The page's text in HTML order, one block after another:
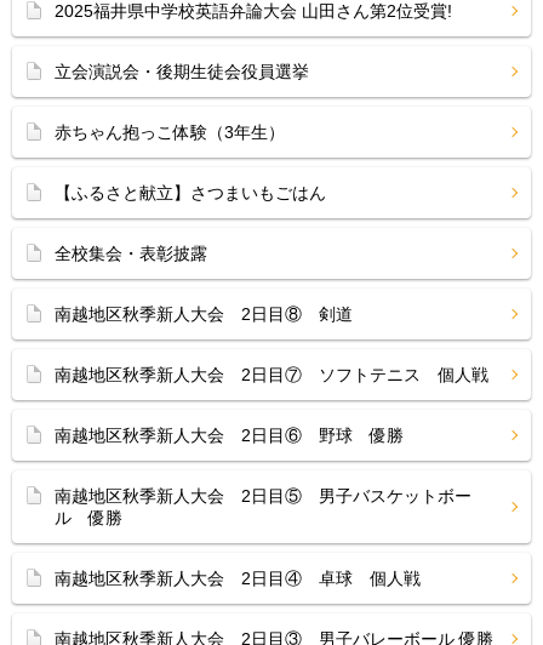
2025福井県中学校英語弁論大会 山田さん第2位受賞!
立会演説会・後期生徒会役員選挙
赤ちゃん抱っこ体験（3年生）
【ふるさと献立】さつまいもごはん
全校集会・表彰披露
南越地区秋季新人大会 2日目⑧ 剣道
南越地区秋季新人大会 2日目⑦ ソフトテニス 個人戦
南越地区秋季新人大会 2日目⑥ 野球 優勝
南越地区秋季新人大会 2日目⑤ 男子バスケットボー
ル 優勝
南越地区秋季新人大会 2日目④ 卓球 個人戦
南越地区秋季新人大会 2日目③ 男子バレーボール 優勝